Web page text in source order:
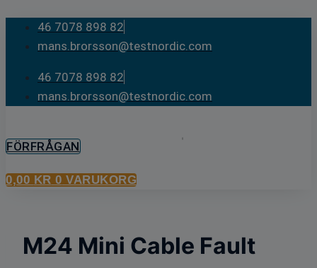
Skip
content
46 7078 898 82
mans.brorsson@testnordic.com
46 7078 898 82
mans.brorsson@testnordic.com
FÖRFRÅGAN
0,00 KR 0 VARUKORG
M24 Mini Cable Fault